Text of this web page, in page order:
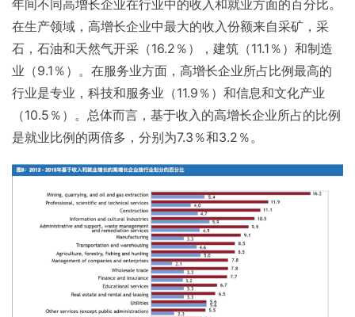
年间不同高增长企业在行业中的收入和就业方面的百分比。
在生产领域，高增长企业中最大的收入份额来自采矿，采
石，石油和天然气开采（16.2％），建筑（11.1％）和制造
业（9.1％）。在服务业方面，高增长企业所占比例最高的
行业是专业，科技和服务业（11.9％）和信息和文化产业
（10.5％）。总体而言，基于收入的高增长企业所占的比例
是就业比例的两倍多，分别为7.3％和3.2％。